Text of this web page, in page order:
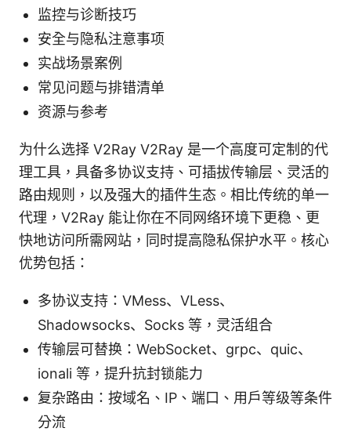
监控与诊断技巧
安全与隐私注意事项
实战场景案例
常见问题与排错清单
资源与参考
为什么选择 V2Ray V2Ray 是一个高度可定制的代
理工具，具备多协议支持、可插拔传输层、灵活的
路由规则，以及强大的插件生态。相比传统的单一
代理，V2Ray 能让你在不同网络环境下更稳、更
快地访问所需网站，同时提高隐私保护水平。核心
优势包括：
多协议支持：VMess、VLess、
Shadowsocks、Socks 等，灵活组合
传输层可替换：WebSocket、grpc、quic、
ionali 等，提升抗封锁能力
复杂路由：按域名、IP、端口、用户等级等条件
分流